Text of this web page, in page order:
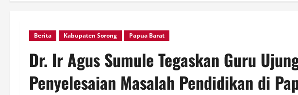
Berita Kabupaten Sorong Papua Barat
Dr. Ir Agus Sumule Tegaskan Guru
Penyelesaian Masalah Pendidikan di